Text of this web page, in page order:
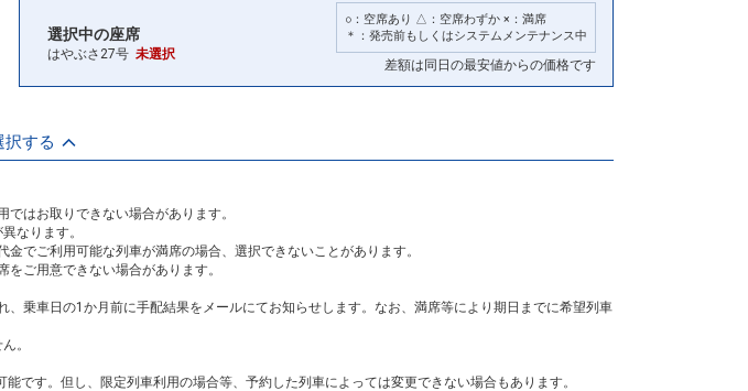
○：空席あり △：空席わずか ×：満席
＊：発売前もしくはシステムメンテナンス中
差額は同日の最安値からの価格です
選択中の座席
はやぶさ27号 未選択
択する
はお取りできない場合があります。
なります。
でご利用可能な列車が満席の場合、選択できないことがあります。
ご用意できない場合があります。
乗車日の1か月前に手配結果をメールにてお知らせします。なお、満席等により期日までに希望列車
。
です。但し、限定列車利用の場合等、予約した列車によっては変更できない場合もあります。